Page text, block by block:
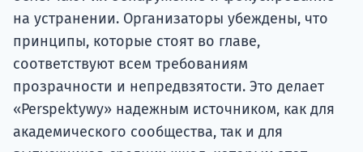
на устранении. Организаторы убеждены, что
принципы, которые стоят во главе,
соответствуют всем требованиям
прозрачности и непредвзятости. Это делает
«Perspektywy» надежным источником, как для
академического сообщества, так и для